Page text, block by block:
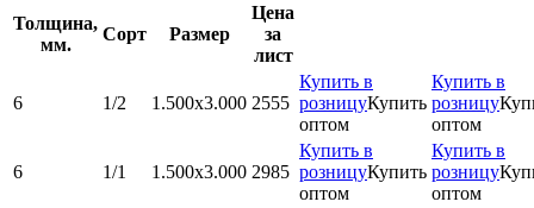
Толщина,
мм.
Сорт Размер
Цена
за
лист
6 1/2 1.500x3.000 2555
Купить в
розницуКупить
оптом
Купить в
розницу
оптом
6 1/1 1.500x3.000 2985
Купить в
розницуКупить
оптом
Купить в
розницу
оптом